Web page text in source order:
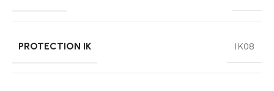
PROTECTION IK IK08